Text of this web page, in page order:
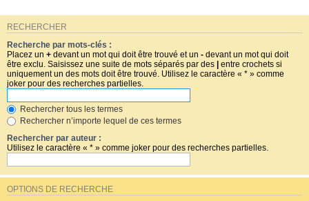
RECHERCHER
Recherche par mots-clés :
Placez un + devant un mot qui doit être trouvé et un - devant un mot qui doit
être exclu. Saisissez une suite de mots séparés par des | entre crochets si
uniquement un des mots doit être trouvé. Utilisez le caractère « * » comme
joker pour des recherches partielles.
Rechercher tous les termes
Rechercher n’importe lequel de ces termes
Rechercher par auteur :
Utilisez le caractère « * » comme joker pour des recherches partielles.
OPTIONS DE RECHERCHE